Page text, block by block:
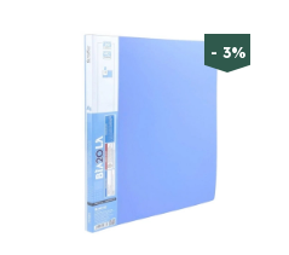
- 3%